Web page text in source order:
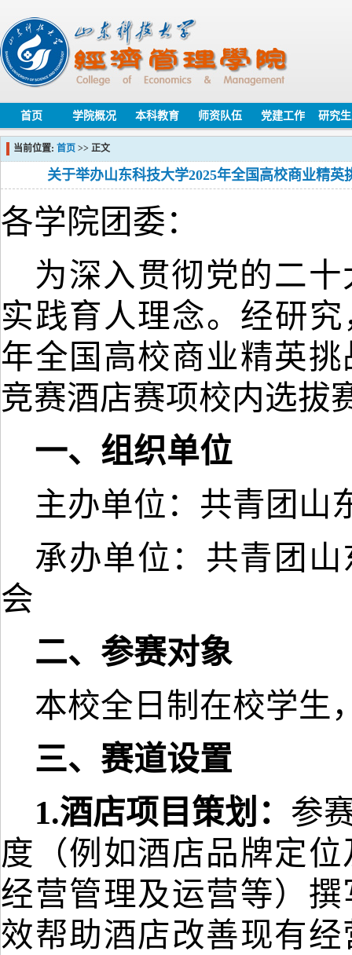
首页 学院概况 本科教育 师资队伍 党建工作 研究
当前位置: 首页 >> 正文
关于举办山东科技大学2025年全国高校商业精
各学院团委：
为深入贯彻党的二
实践育人理念。经研
年全国高校商业精英
竞赛酒店赛项校内选拔
一、组织单位
主办单位：共青团山
承办单位：共青团
会
二、参赛对象
本校全日制在校学生
三、 赛道设置
1.酒店项目策划 ： 参
度（例如酒店品牌定
经营管理及运营等）
效帮助酒店改善现有